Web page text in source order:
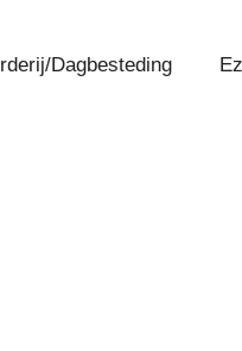
Dagbesteding
om eerst de